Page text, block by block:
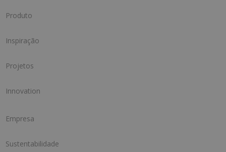
Produto
Inspiração
Projetos
Innovation
Empresa
Sustentabilidade